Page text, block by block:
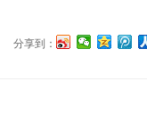
分享到：